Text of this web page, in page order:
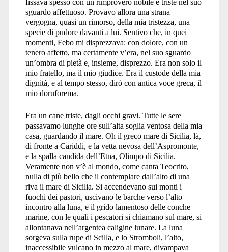
sguardo affettuoso. Provavo allora una strana
vergogna, quasi un rimorso, della mia tristezza, una
specie di pudore davanti a lui. Sentivo che, in quei
momenti, Febo mi disprezzava: con dolore, con un
tenero affetto, ma certamente v’era, nel suo sguardo
un’ombra di pietà e, insieme, disprezzo. Era non solo il
mio fratello, ma il mio giudice. Era il custode della mia
dignità, e al tempo stesso, dirò con antica voce greca, il
mio doruforema.
Era un cane triste, dagli occhi gravi. Tutte le sere
passavamo lunghe ore sull’alta soglia ventosa della mia
casa, guardando il mare. Oh il greco mare di Sicilia, là,
di fronte a Cariddi, e la vetta nevosa dell’Aspromonte,
e la spalla candida dell’Etna, Olimpo di Sicilia.
Veramente non v’è al mondo, come canta Teocrito,
nulla di più bello che il contemplare dall’alto di una
riva il mare di Sicilia. Si accendevano sui monti i
fuochi dei pastori, uscivano le barche verso l’alto
incontro alla luna, e il grido lamentoso delle conche
marine, con le quali i pescatori si chiamano sul mare, si
allontanava nell’argentea caligine lunare. La luna
sorgeva sulla rupe di Scilla, e lo Stromboli, l’alto,
inaccessibile vulcano in mezzo al mare, divampava